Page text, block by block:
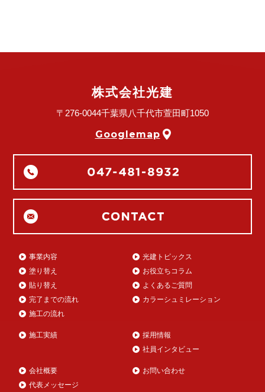
株式会社光建
〒276-0044千葉県八千代市萱田町1050
Googlemap
事業内容
塗り替え
貼り替え
完了までの流れ
施工の流れ
光建トピックス
お役立ちコラム
よくあるご質問
カラーシュミレーション
施工実績
採用情報
社員インタビュー
会社概要
代表メッセージ
お問い合わせ